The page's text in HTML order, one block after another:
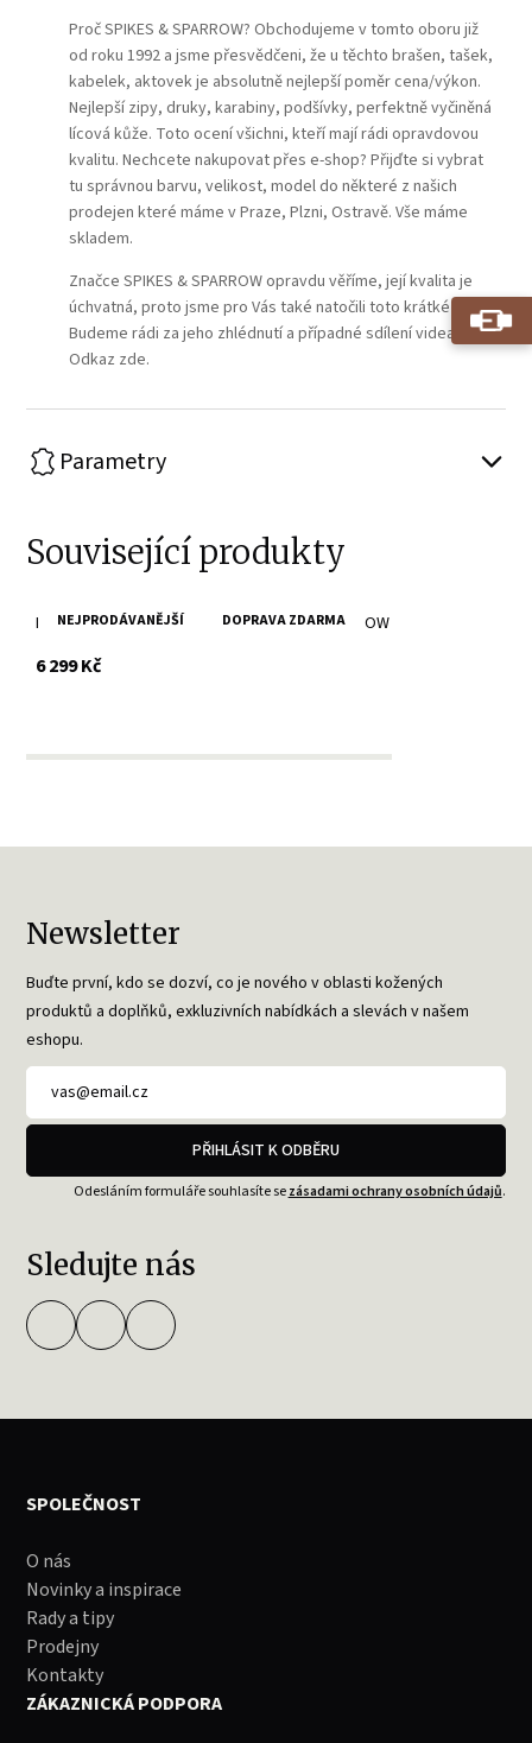
Proč SPIKES & SPARROW? Obchodujeme v tomto oboru již
od roku 1992 a jsme přesvědčeni, že u těchto brašen, tašek,
kabelek, aktovek je absolutně nejlepší poměr cena/výkon.
Nejlepší zipy, druky, karabiny, podšívky, perfektně vyčiněná
lícová kůže. Toto ocení všichni, kteří mají rádi opravdovou
kvalitu. Nechcete nakupovat přes e-shop? Přijďte si vybrat
tu správnou barvu, velikost, model do některé z našich
prodejen které máme v Praze, Plzni, Ostravě. Vše máme
skladem.
Značce SPIKES & SPARROW opravdu věříme, její kvalita je
úchvatná, proto jsme pro Vás také natočili toto krátké video.
Budeme rádi za jeho zhlédnutí a případné sdílení videa.
Odkaz zde.
Parametry
Související produkty
NEJPRODÁVANĚJŠÍ DOPRAVA ZDARMA
Brandy cestovní kožená taška SPIKES & SPARROW
6 299 Kčs DPH
Newsletter
Buďte první, kdo se dozví, co je nového v oblasti kožených
produktů a doplňků, exkluzivních nabídkách a slevách v našem
eshopu.
PŘIHLÁSIT K ODBĚRU
Odesláním formuláře souhlasíte sezásadami ochrany osobních údajů.
Sledujte nás
SPOLEČNOST
O nás
Novinky a inspirace
Rady a tipy
Prodejny
Kontakty
ZÁKAZNICKÁ PODPORA